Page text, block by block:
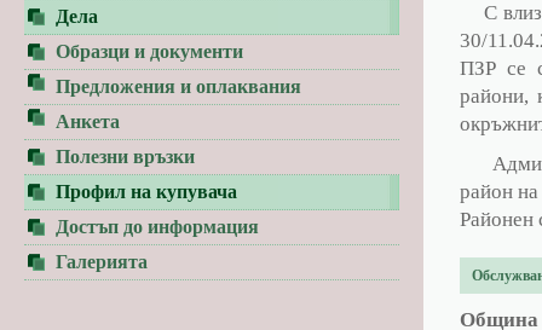
Дела
Образци и документи
Предложения и оплаквания
Анкета
Полезни връзки
Профил на купувача
Достъп до информация
Галерията
С
30/
ПЗР се
райони,
район
Районен
Община